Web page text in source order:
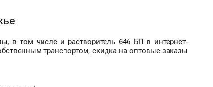
в том числе и растворитель 646 БП в интернет-
транспортом, скидка на оптовые заказы